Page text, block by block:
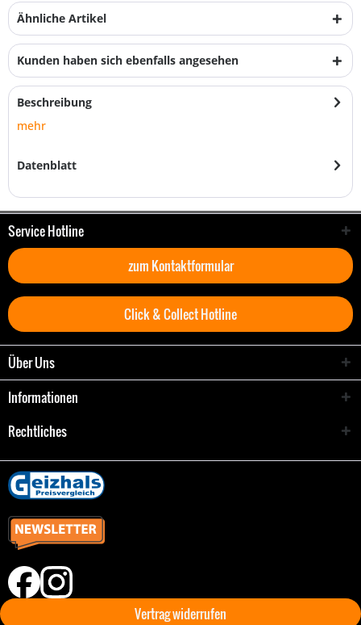
Ähnliche Artikel
Kunden haben sich ebenfalls angesehen
Beschreibung
mehr
Datenblatt
Service Hotline
zum Kontaktformular
Click & Collect Hotline
Über Uns
Informationen
Rechtliches
Vertrag widerrufen